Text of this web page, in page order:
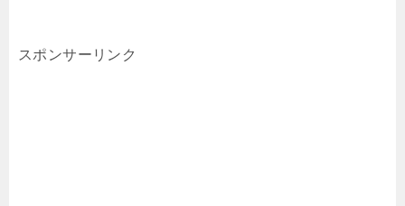
スポンサーリンク